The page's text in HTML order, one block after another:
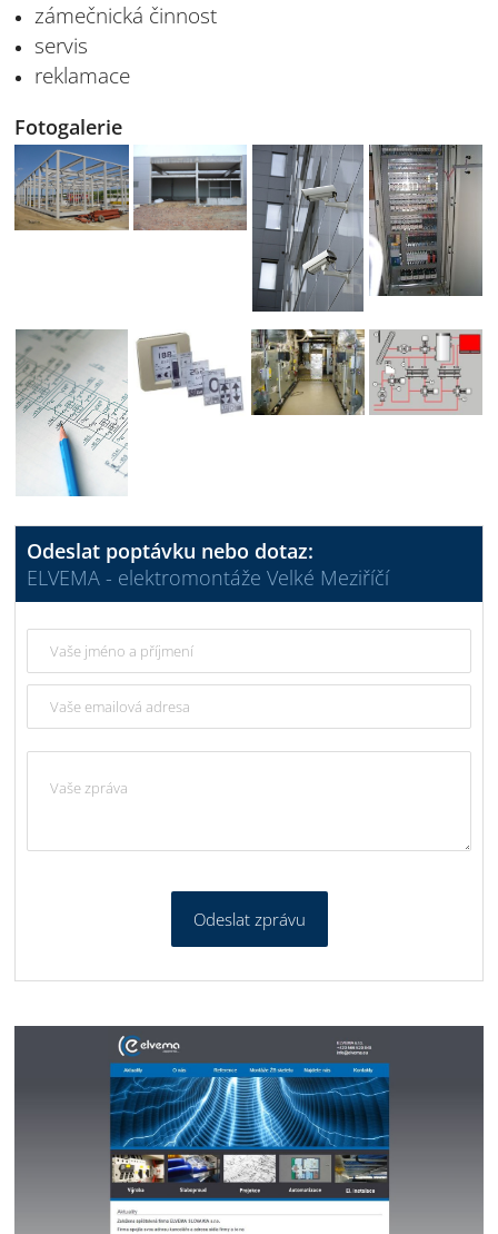
zámečnická činnost
servis
reklamace
Fotogalerie
Odeslat poptávku nebo dotaz:
ELVEMA - elektromontáže Velké Meziříčí
Odeslat zprávu